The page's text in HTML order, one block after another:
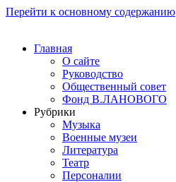
Перейти к основному содержанию
Главная
О сайте
Руководство
Общественный совет
Фонд В.ЛАНОВОГО
Рубрики
Музыка
Военные музеи
Литература
Театр
Персоналии